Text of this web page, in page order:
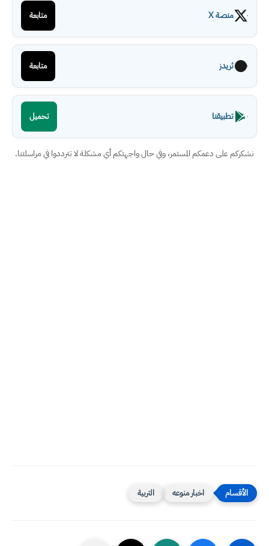
منصة X متابعة
ثريدز متابعة
تطبيقنا تحميل
نشكركم على دعمكم المستمر، وفي حال واجهتكم أي مشكلة لا تترددوا في مراسلتنا.
اخبار منوعه التربية